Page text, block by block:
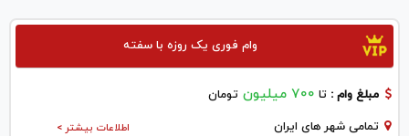
وام فوری یک روزه با سفته
مبلغ وام : تا 700 میلیون تومان
اطلاعات بیشتر > تمامی شهر های ایران